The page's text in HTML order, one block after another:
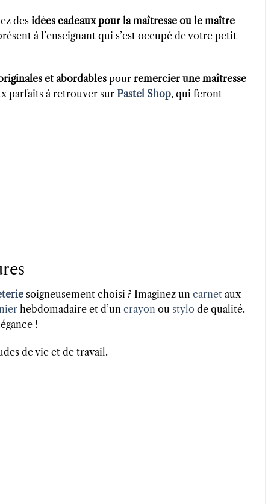
des idées cadeaux pour la maîtresse ou le maître
à l’enseignant qui s’est occupé de votre petit
et abordablespour remercier une maîtresse
parfaits à retrouver sur Pastel Shop, qui feront
soigneusement choisi ? Imaginez un carnet aux
hebdomadaire et d’un crayon ou stylo de qualité.
!
de vie et de travail.